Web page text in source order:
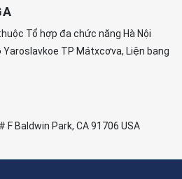
Tổ hợp đa chức năng Hà Nội
TP Mátxcơva, Liện bang
Baldwin Park, CA 91706 USA